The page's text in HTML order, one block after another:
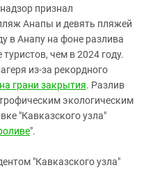
признал
Анапы и девять пляжей
в Анапу на фоне разлива
чем в 2024 году.
из-за рекордного
на грани закрытия. Разлив
экологическим
"Кавказского узла"
".
"Кавказского узла"